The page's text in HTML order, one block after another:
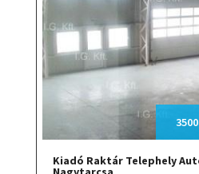
Kiadó Raktár Telephely